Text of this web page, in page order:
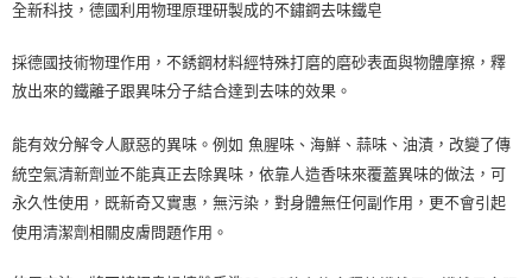
Google Pay
ATM付款
每筆NT$80，滿NT$999(含以上)免運費
全家純取貨 (先付款
全新科技，德國利用物理原理研製成的不鏽鋼去味鐵皂
採德國技術物理作用，不銹鋼材料經特殊打磨的磨砂表面與物體摩擦，釋
放出來的鐵離子跟異味分子結合達到去味的效果。
能有效分解令人厭惡的異味。例如 魚腥味、海鮮、蒜味、油漬，改變了傳
統空氣清新劑並不能真正去除異味，依靠人造香味來覆蓋異味的做法，可
永久性使用，既新奇又實惠，無污染，對身體無任何副作用，更不會引起
使用清潔劑相關皮膚問題作用。